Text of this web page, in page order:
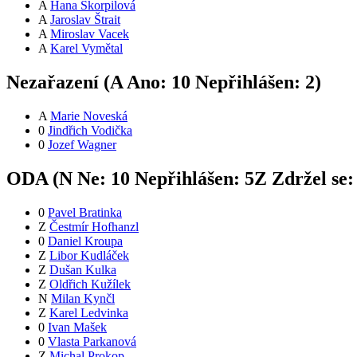
A Hana Škorpilová
A Jaroslav Štrait
A Miroslav Vacek
A Karel Vymětal
Nezařazení (A Ano: 10 Nepřihlášen: 2)
A Marie Noveská
0 Jindřich Vodička
0 Jozef Wagner
ODA (N Ne: 10 Nepřihlášen: 5Z Zdržel se:
0 Pavel Bratinka
Z Čestmír Hofhanzl
0 Daniel Kroupa
Z Libor Kudláček
Z Dušan Kulka
Z Oldřich Kužílek
N Milan Kynčl
Z Karel Ledvinka
0 Ivan Mašek
0 Vlasta Parkanová